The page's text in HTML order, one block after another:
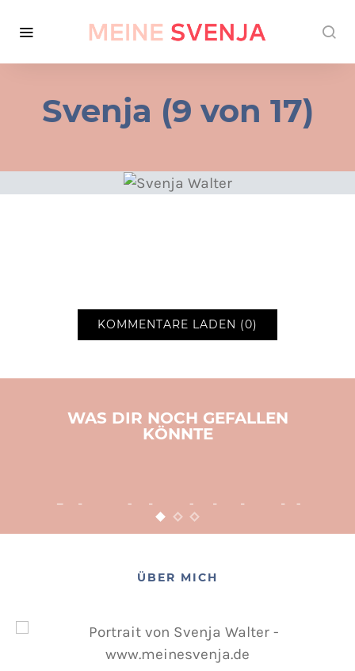
Svenja (9 von 17)
KOMMENTARE LADEN (0)
WAS DIR NOCH GEFALLEN
KÖNNTE
Adventsbasteln leicht
gemacht
POSTED ON
ÜBER MICH